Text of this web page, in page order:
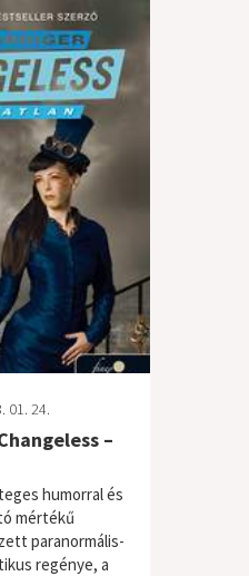
01. 24.
–
humorral és
mértékű
paranormális-
regénye, a